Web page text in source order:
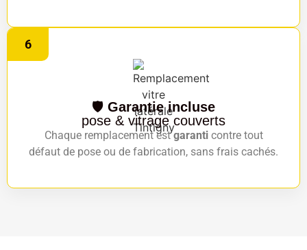
6
🛡️ Garantie incluse
pose & vitrage couverts
Chaque remplacement estgaranticontre tout
défaut de pose ou de fabrication, sans frais cachés.